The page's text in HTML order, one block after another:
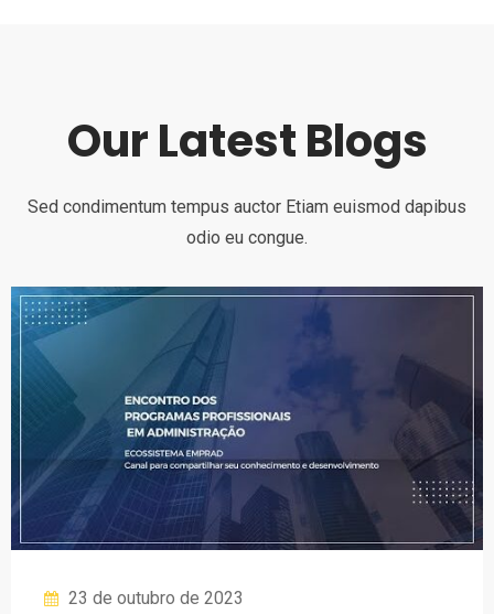
Our Latest Blogs
Sed condimentum tempus auctor Etiam euismod dapibus
odio eu congue.
23 de outubro de 2023